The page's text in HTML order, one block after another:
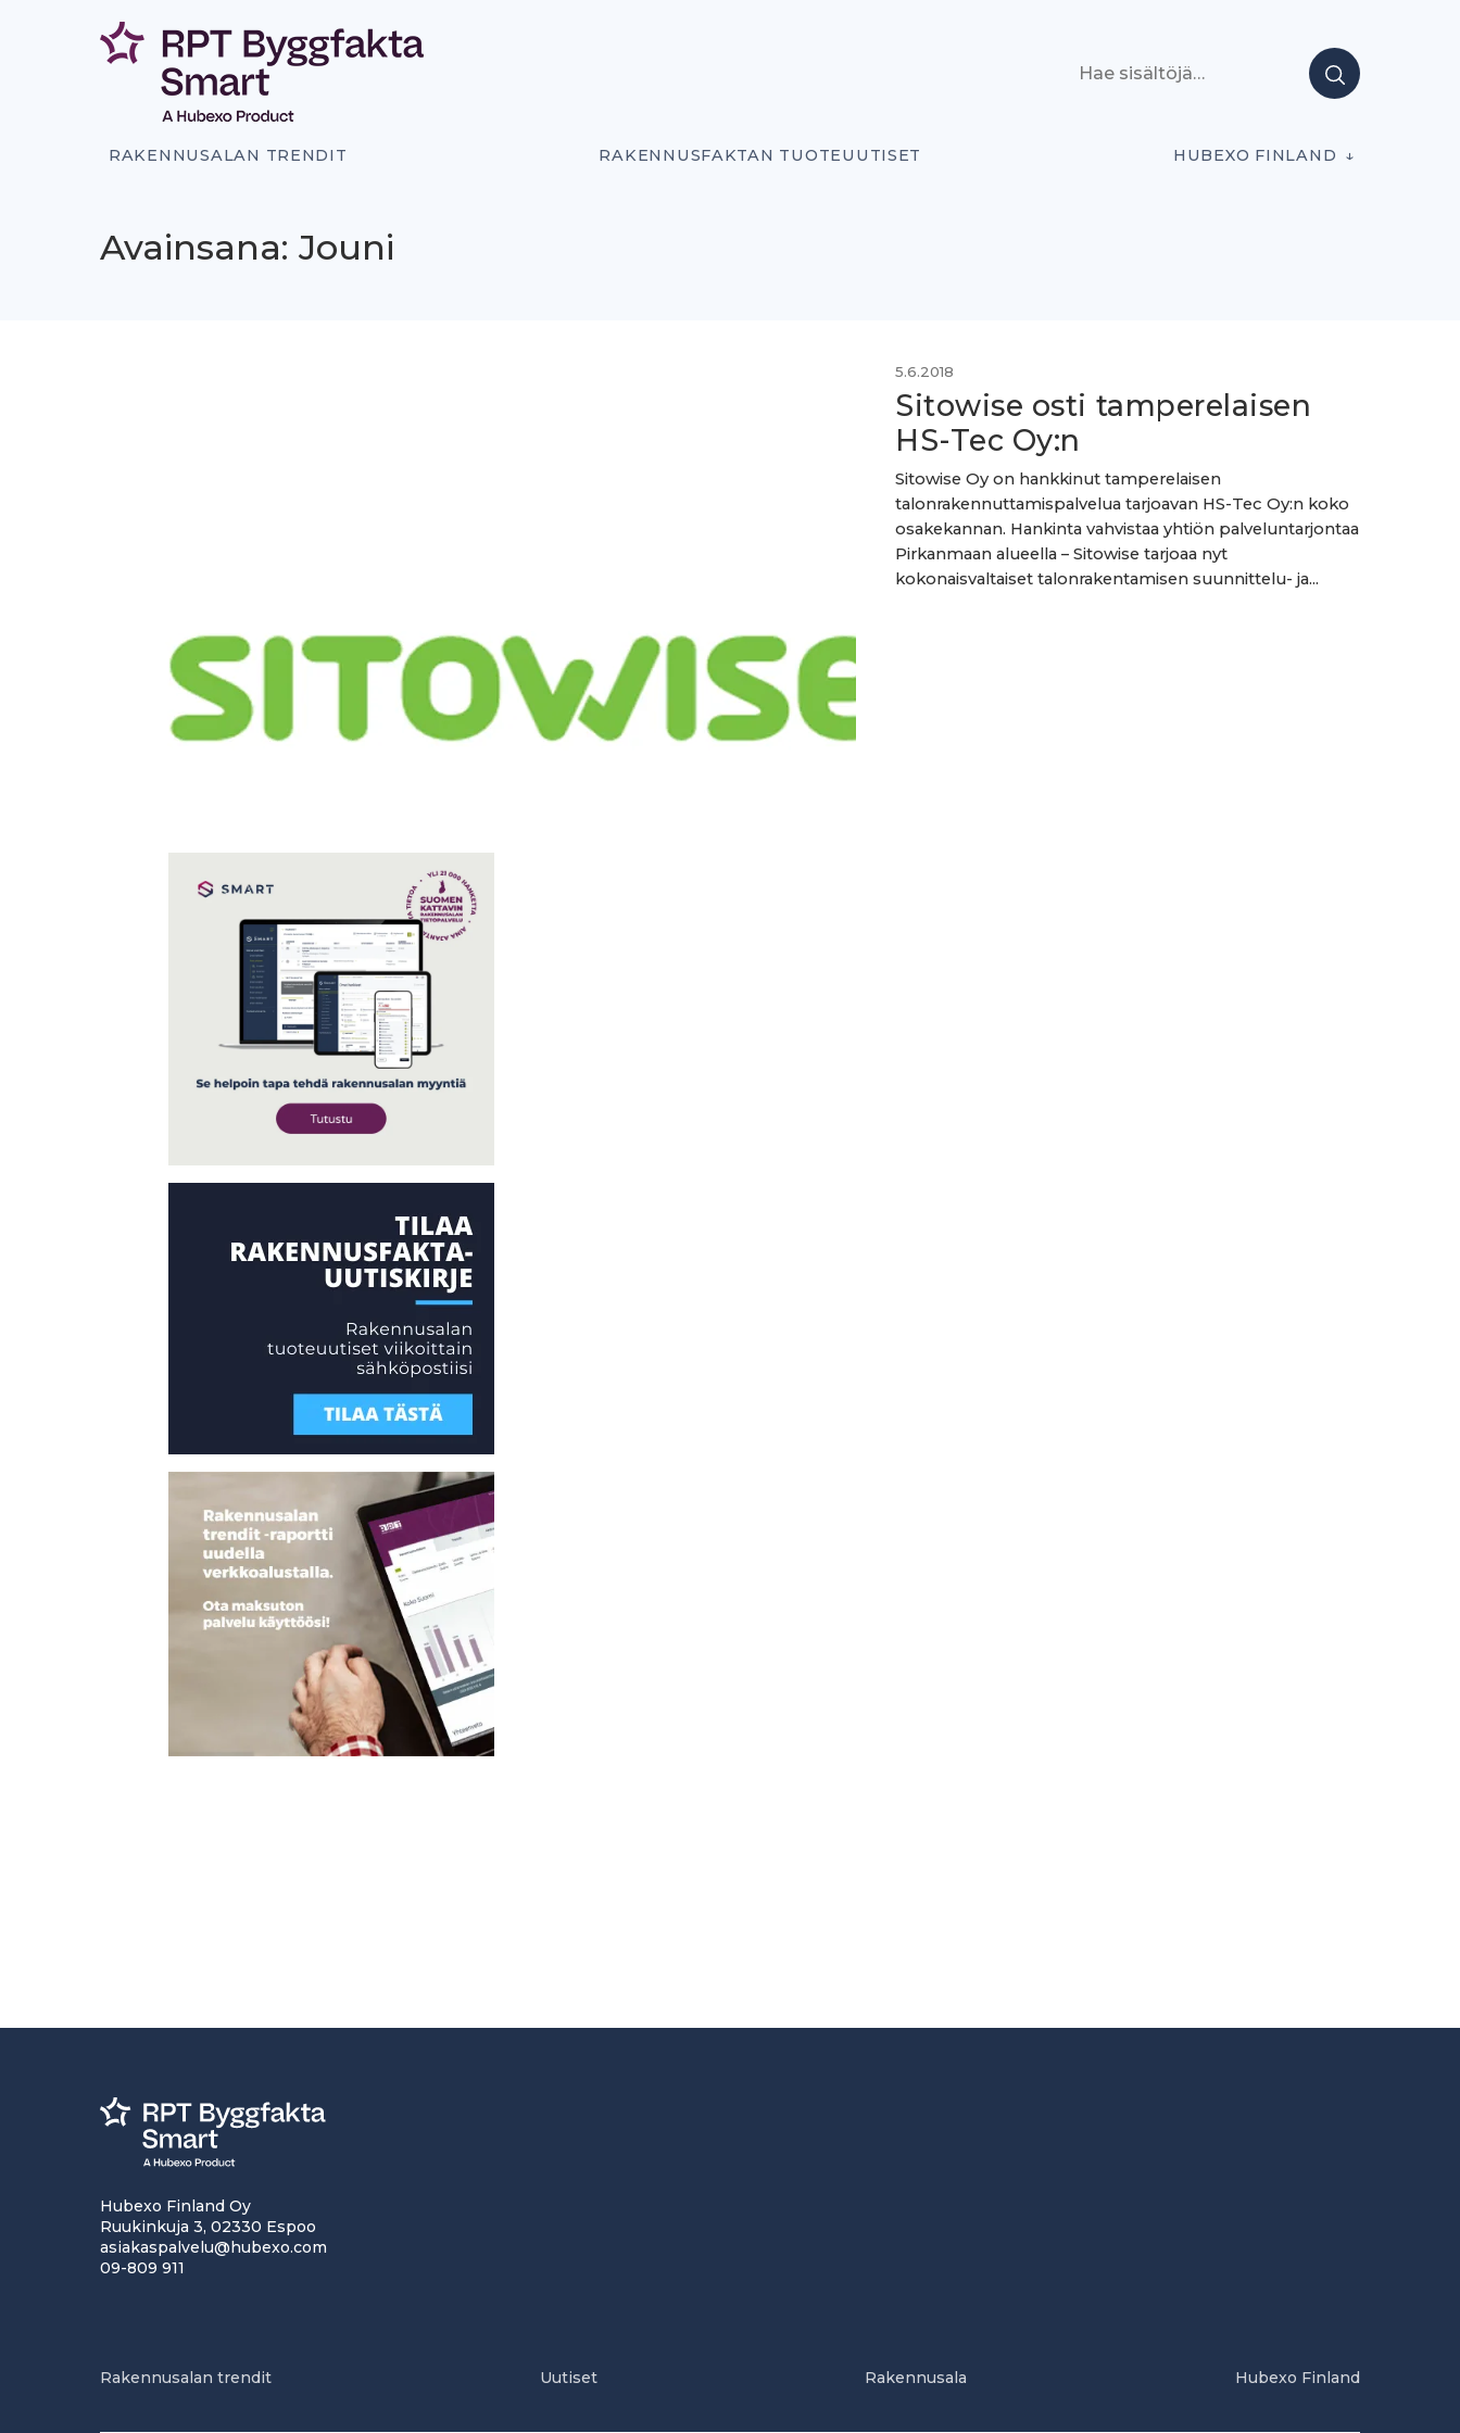
RAKENNUSALAN TRENDIT RAKENNUSFAKTAN TUOTEUUTISET HUBEXO FINLAND
Avainsana: Jouni
5.6.2018
Sitowise osti tamperelaisen
HS-Tec Oy:n
Sitowise Oy on hankkinut tamperelaisen
talonrakennuttamispalvelua tarjoavan HS-Tec Oy:n koko
osakekannan. Hankinta vahvistaa yhtiön palveluntarjontaa
Pirkanmaan alueella – Sitowise tarjoaa nyt
kokonaisvaltaiset talonrakentamisen suunnittelu- ja...
Hubexo Finland Oy
Ruukinkuja 3, 02330 Espoo
asiakaspalvelu@hubexo.com
09-809 911
Rakennusalan trendit Uutiset Rakennusala Hubexo Finland